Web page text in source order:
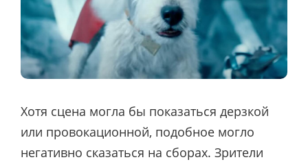
Хотя сцена могла бы показаться дерзкой
или провокационной, подобное могло
негативно сказаться на сборах. Зрители